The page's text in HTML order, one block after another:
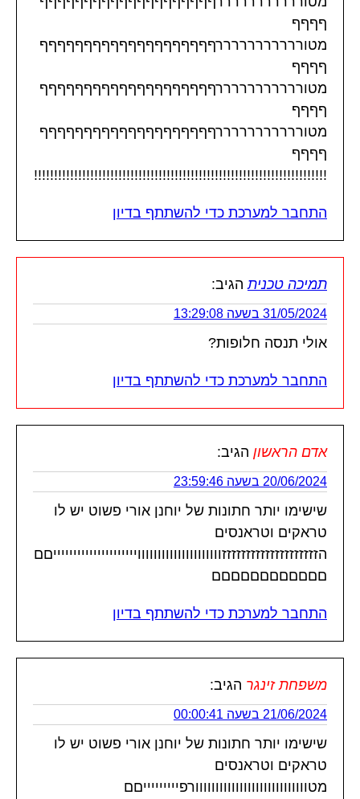
ףףףף
מטורררררררררררףףףףףףףףףףףףףףףףףףףף
ףףףף
מטורררררררררררףףףףףףףףףףףףףףףףףףףף
ףףףף
מטורררררררררררףףףףףףףףףףףףףףףףףףףף
ףףףף
!!!!!!!!!!!!!!!!!!!!!!!!!!!!!!!!!!!!!!!!!!!!!!!!!!!!!!!!!!!!!!!!!!!!!!!!!
התחבר למערכת כדי להשתתף בדיון
תמיכה טכנית הגיב:
31/05/2024 בשעה 13:29:08
אולי תנסה חלופות?
התחבר למערכת כדי להשתתף בדיון
אדם הראשון הגיב:
20/06/2024 בשעה 23:59:46
שישימו יותר חתונות של יוחנן אורי פשוט יש לו
טראקים וטראנסים
הזזזזזזזזזזזזזזזזזזזזווווווווווווווווווווויייייייייייייייייייייםם
םםםםםםםםםםםם
התחבר למערכת כדי להשתתף בדיון
משפחת זינגר הגיב:
21/06/2024 בשעה 00:00:41
שישימו יותר חתונות של יוחנן אורי פשוט יש לו
טראקים וטראנסים
מטוווווווווווווווווווווווווווורפיייייייייםם